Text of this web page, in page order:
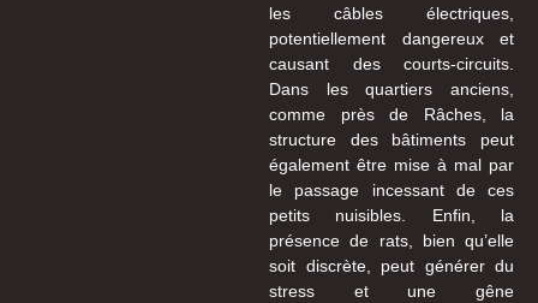
les câbles électriques,
potentiellement dangereux et
causant des courts-circuits.
Dans les quartiers anciens,
comme près de Râches, la
structure des bâtiments peut
également être mise à mal par
le passage incessant de ces
petits nuisibles. Enfin, la
présence de rats, bien qu’elle
soit discrète, peut générer du
stress et une gêne